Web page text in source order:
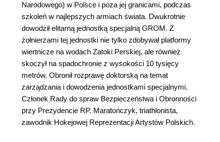
Narodowego) w Polsce i poza jej granicami, podczas
szkoleń w najlepszych armiach świata. Dwukrotnie
dowodził elitarną jednostką specjalną GROM. Z
żołnierzami tej jednostki nie tylko zdobywał platformy
wiertnicze na wodach Zatoki Perskiej, ale również
skoczył na spadochronie z wysokości 10 tysięcy
metrów. Obronił rozprawę doktorską na temat
zarządzania i dowodzenia jednostkami specjalnymi.
Członek Rady do spraw Bezpieczeństwa i Obronności
przy Prezydencie RP. Maratończyk, triathlonista,
zawodnik Hokejowej Reprezentacji Artystów Polskich.